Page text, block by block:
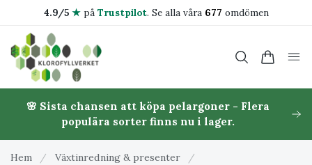
4.9/5 ★på Trustpilot. Se alla våra 677 omdömen
🌸 Sista chansen att köpa pelargoner - Flera
populära sorter finns nu i lager.
Hem / Växtinredning & presenter
/